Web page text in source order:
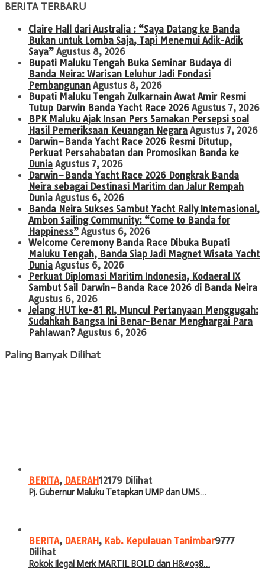
BERITA TERBARU
Claire Hall dari Australia : “Saya Datang ke Banda
Bukan untuk Lomba Saja, Tapi Menemui Adik-Adik
Saya” Agustus 8, 2026
Bupati Maluku Tengah Buka Seminar Budaya di
Banda Neira: Warisan Leluhur Jadi Fondasi
Pembangunan Agustus 8, 2026
Bupati Maluku Tengah Zulkarnain Awat Amir Resmi
Tutup Darwin Banda Yacht Race 2026 Agustus 7, 2026
BPK Maluku Ajak Insan Pers Samakan Persepsi soal
Hasil Pemeriksaan Keuangan Negara Agustus 7, 2026
Darwin–Banda Yacht Race 2026 Resmi Ditutup,
Perkuat Persahabatan dan Promosikan Banda ke
Dunia Agustus 7, 2026
Darwin–Banda Yacht Race 2026 Dongkrak Banda
Neira sebagai Destinasi Maritim dan Jalur Rempah
Dunia Agustus 6, 2026
Banda Neira Sukses Sambut Yacht Rally Internasional,
Ambon Sailing Community: “Come to Banda for
Happiness” Agustus 6, 2026
Welcome Ceremony Banda Race Dibuka Bupati
Maluku Tengah, Banda Siap Jadi Magnet Wisata Yacht
Dunia Agustus 6, 2026
Perkuat Diplomasi Maritim Indonesia, Kodaeral IX
Sambut Sail Darwin–Banda Race 2026 di Banda Neira
Agustus 6, 2026
Jelang HUT ke-81 RI, Muncul Pertanyaan Menggugah:
Sudahkah Bangsa Ini Benar-Benar Menghargai Para
Pahlawan? Agustus 6, 2026
Paling Banyak Dilihat
BERITA, DAERAH12179 Dilihat
Pj. Gubernur Maluku Tetapkan UMP dan UMS…
BERITA, DAERAH, Kab. Kepulauan Tanimbar9777
Dilihat
Rokok Ilegal Merk MARTIL BOLD dan H&#038…